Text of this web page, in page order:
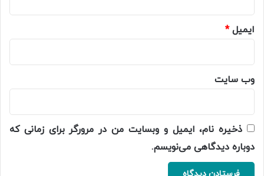
ایمیل*
وب‌ سایت
ذخیره نام، ایمیل و وبسایت من در مرورگر برای زمانی که
دوباره دیدگاهی می‌نویسم.